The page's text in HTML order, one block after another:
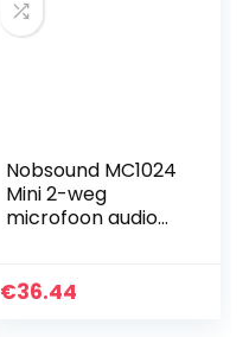
Nobsound MC1024
Mini 2-weg
microfoon audio
er audio switcher
€36.44